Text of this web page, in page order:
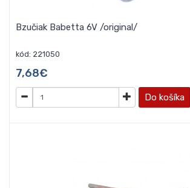
Bzučiak Babetta 6V /original/
kód: 221050
7,68€
Do košíka